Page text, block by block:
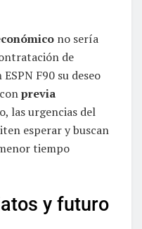
no sería
de
F90 su deseo
previa
las urgencias del
esperar y buscan
tiempo
y futuro